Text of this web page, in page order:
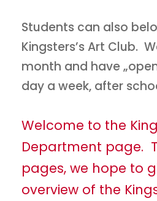
Students can also
Kingsters’s Art Club.
month and have
day a week, after
Welcome to the
Department page.
pages, we hope to
overview of the